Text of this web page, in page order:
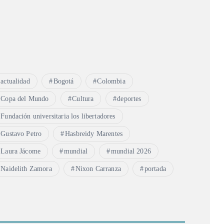
actualidad Bogotá Colombia
Copa del Mundo Cultura deportes
Fundación universitaria los libertadores
Gustavo Petro Hasbreidy Marentes
Laura Jácome mundial mundial 2026
Naidelith Zamora Nixon Carranza portada